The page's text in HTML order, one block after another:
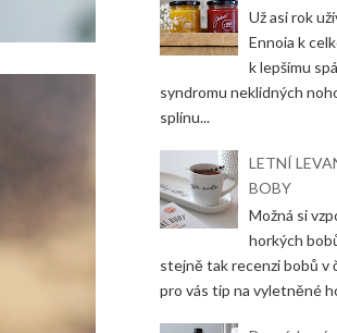
Už asi rok
Ennoia k
k lepšímu
syndromu neklidných
splínu...
LETNÍ
BOBY
Možná si
horkých
stejně tak recenzi bobů v
pro vás tip na vyletněné